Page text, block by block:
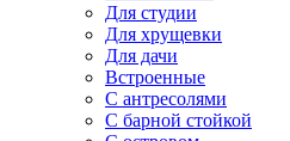
Для студии
Для хрущевки
Для дачи
Встроенные
С антресолями
С барной стойкой